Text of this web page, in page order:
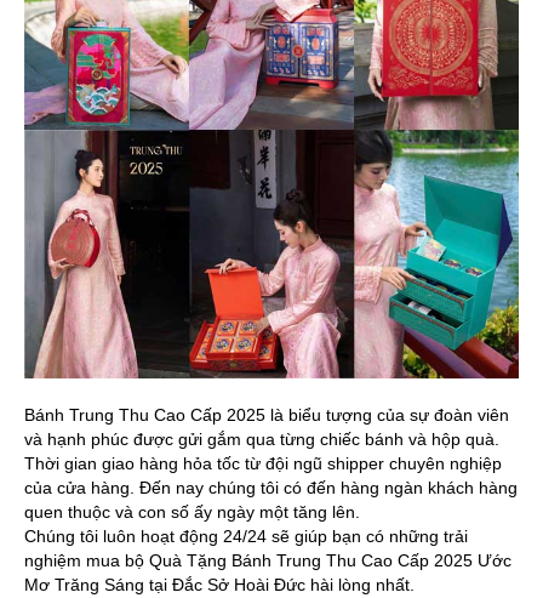
Bánh Trung Thu Cao Cấp 2025 là biểu tượng của sự đoàn viên
và hạnh phúc được gửi gắm qua từng chiếc bánh và hộp quà.
Thời gian giao hàng hỏa tốc từ đội ngũ shipper chuyên nghiệp
của cửa hàng. Đến nay chúng tôi có đến hàng ngàn khách hàng
quen thuộc và con số ấy ngày một tăng lên.
Chúng tôi luôn hoạt động 24/24 sẽ giúp bạn có những trải
nghiệm mua bộ Quà Tặng Bánh Trung Thu Cao Cấp 2025 Ước
Mơ Trăng Sáng tại Đắc Sở Hoài Đức hài lòng nhất.